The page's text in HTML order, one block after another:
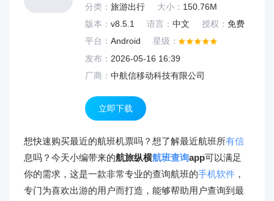
分类： 旅游出行 大小： 150.76M
版本： v8.5.1 语言： 中文 授权： 免费
平台： Android
星级：
发布： 2026-05-16 16:39
厂商： 中航信移动科技有限公司
立即下载
想快速购买最近的航班机票吗？想了解最近航班所有信
息吗？今天小编带来的航旅纵横航班查询app可以满足
你的需求，这是一款非常专业的查询航班的手机软件 ，
专门为喜欢出游的用户而打造，能够帮助用户查询到最